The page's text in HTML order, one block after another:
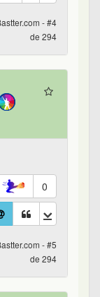
- #4
de 294
0
- #5
de 294